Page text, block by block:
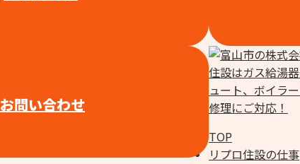
お問い合わせ
TOP
リプロ住設の仕事